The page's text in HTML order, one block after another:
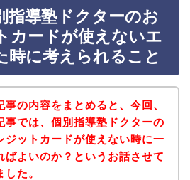
指導塾ドクターのお
カードが使えないエ
時に考えられること
事の内容をまとめると、今回、
事では、個別指導塾ドクターの
ジットカードが使えない時に一
ばよいのか？というお話させて
た。